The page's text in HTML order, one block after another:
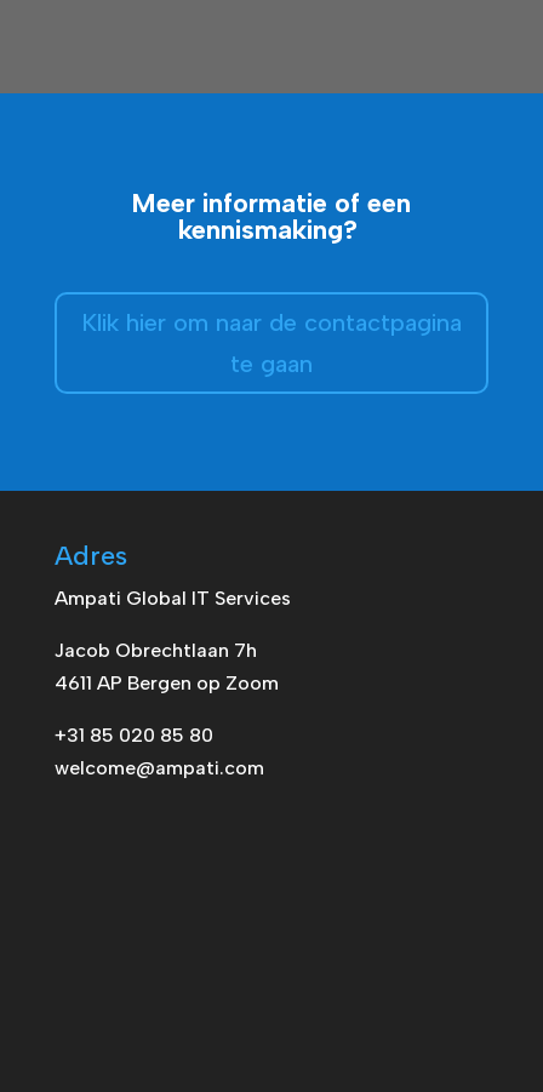
Meer informatie of een
kennismaking?
Klik hier om naar de contactpagina
te gaan
Adres
Ampati Global IT Services
Jacob Obrechtlaan 7h
4611 AP Bergen op Zoom
+31 85 020 85 80
welcome@ampati.com